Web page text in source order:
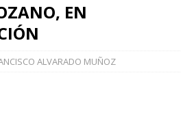
EN
ALVARADO MUÑOZ